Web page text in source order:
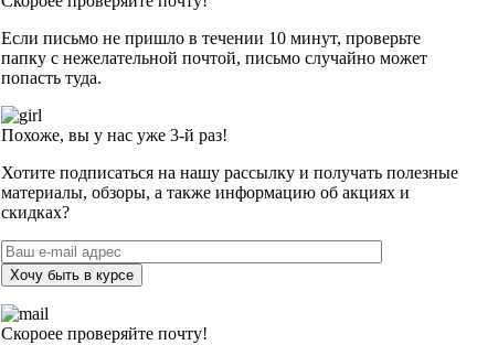
Если письмо не пришло в течении 10 минут, проверьте
папку с нежелательной почтой, письмо случайно может
попасть туда.
Похоже, вы у нас уже 3-й раз!
Хотите подписаться на нашу рассылку и получать полезные
материалы, обзоры, а также информацию об акциях и
скидках?
Хочу быть в курсе
Скороее проверяйте почту!